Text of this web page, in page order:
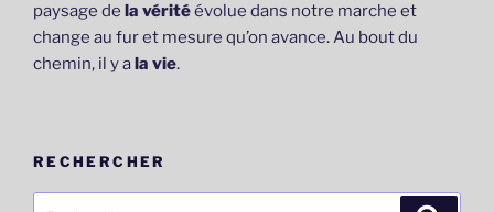
paysage de la véritéévolue dans notre marche et
change au fur et mesure qu’on avance. Au bout du
chemin, il y ala vie.
RECHERCHER